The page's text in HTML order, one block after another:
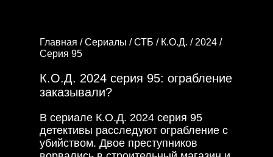
Главная /Сериалы /СТБ / К.О.Д. / 2024 /
Серия 95
К.О.Д. 2024 серия 95: ограбление
заказывали?
В сериале К.О.Д. 2024 серия 95
детективы расследуют ограбление с
убийством. Двое преступников